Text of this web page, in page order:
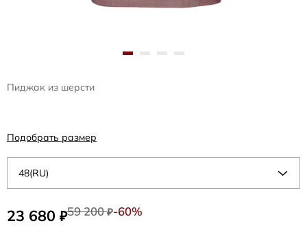
Пиджак из шерсти
23 680 ₽59 200₽-60%
48(RU)
Подобрать размер